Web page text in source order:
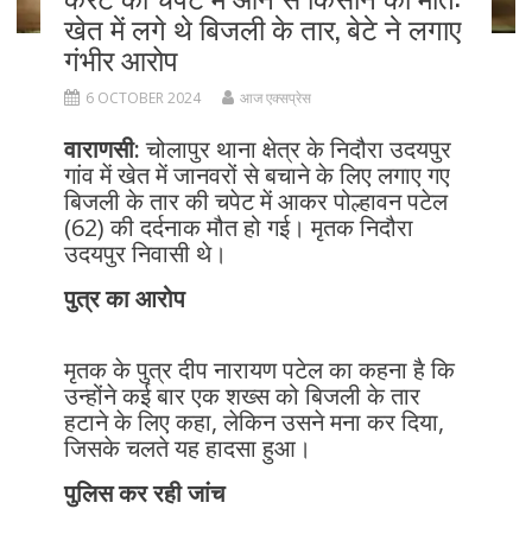
खेत में लगे थे बिजली के तार, बेटे ने लगाए
गंभीर आरोप
6 OCTOBER 2024 आज एक्सप्रेस
वाराणसी:चोलापुर थाना क्षेत्र के निदौरा उदयपुर
गांव में खेत में जानवरों से बचाने के लिए लगाए गए
बिजली के तार की चपेट में आकर पोल्हावन पटेल
(62) की दर्दनाक मौत हो गई। मृतक निदौरा
उदयपुर निवासी थे।
पुत्र का आरोप
मृतक के पुत्र दीप नारायण पटेल का कहना है कि
उन्होंने कई बार एक शख्स को बिजली के तार
हटाने के लिए कहा, लेकिन उसने मना कर दिया,
जिसके चलते यह हादसा हुआ।
पुलिस कर रही जांच